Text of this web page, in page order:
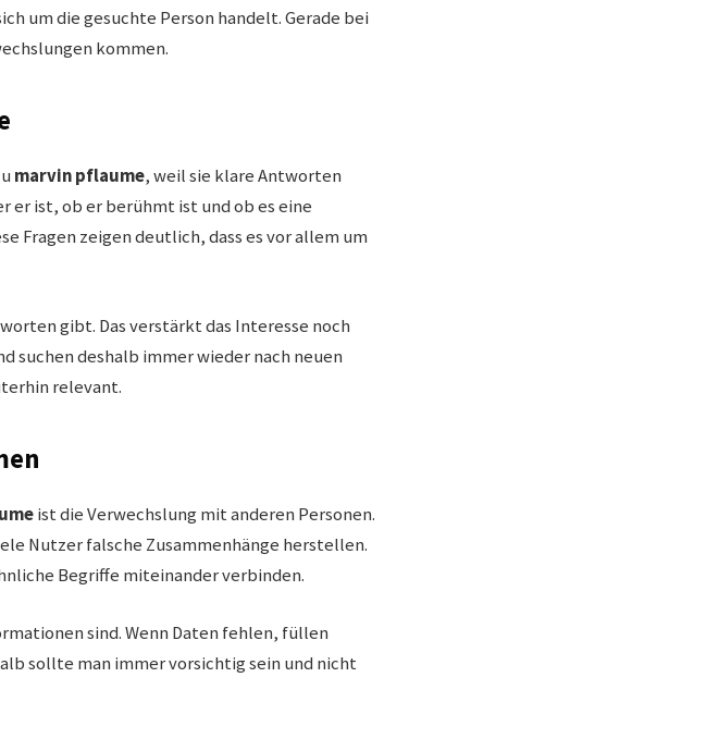
um die gesuchte Person handelt. Gerade bei
kommen.
marvin pflaume, weil sie klare Antworten
er ist, ob er berühmt ist und ob es eine
Fragen zeigen deutlich, dass es vor allem um
gibt. Das verstärkt das Interesse noch
suchen deshalb immer wieder nach neuen
relevant.
ist die Verwechslung mit anderen Personen.
Nutzer falsche Zusammenhänge herstellen.
Begriffe miteinander verbinden.
sind. Wenn Daten fehlen, füllen
sollte man immer vorsichtig sein und nicht